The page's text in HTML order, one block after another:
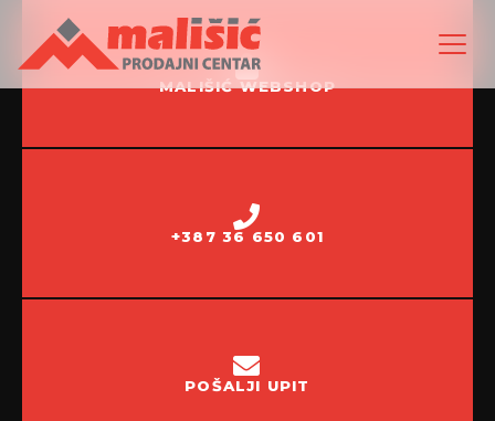
MALIŠIĆ WEBSHOP
+387 36 650 601
POŠALJI UPIT